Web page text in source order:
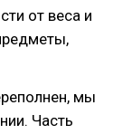
от веса и
мы
Часть